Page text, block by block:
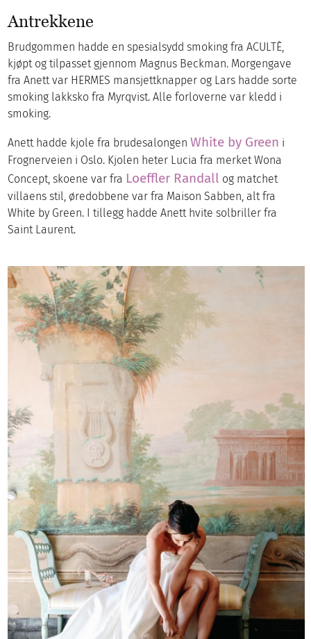
Antrekkene
Brudgommen hadde en spesialsydd smoking fra ACULTÈ,
kjøpt og tilpasset gjennom Magnus Beckman. Morgengave
fra Anett var HERMES mansjettknapper og Lars hadde sorte
smoking lakksko fra Myrqvist. Alle forloverne var kledd i
smoking.
Anett hadde kjole fra brudesalongenWhite by Green i
Frognerveien i Oslo. Kjolen heter Lucia fra merket Wona
Concept, skoene var fra Loeffler Randall og matchet
villaens stil, øredobbene var fra Maison Sabben, alt fra
White by Green. I tillegg hadde Anett hvite solbriller fra
Saint Laurent.